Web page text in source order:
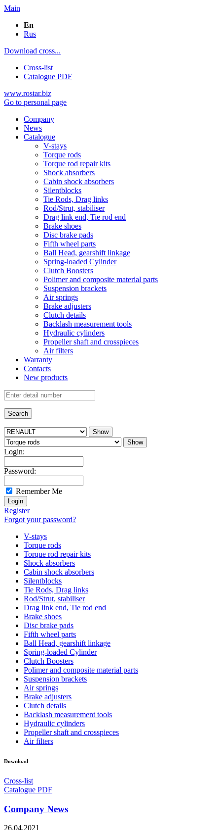
Main
En
Rus
Download cross...
Cross-list
Catalogue PDF
www.rostar.biz
Go to personal page
Company
News
Catalogue
V-stays
Torque rods
Torque rod repair kits
Shock absorbers
Cabin shock absorbers
Silentblocks
Tie Rods, Drag links
Rod/Strut, stabiliser
Drag link end, Tie rod end
Brake shoes
Disc brake pads
Fifth wheel parts
Ball Head, gearshift linkage
Spring-loaded Cylinder
Clutch Boosters
Polimer and composite material parts
Suspension brackets
Air springs
Brake adjusters
Clutch details
Backlash measurement tools
Hydraulic cylinders
Propeller shaft and crosspieces
Air filters
Warranty
Contacts
New products
Login:
Password:
Remember Me
Register
Forgot your password?
V-stays
Torque rods
Torque rod repair kits
Shock absorbers
Cabin shock absorbers
Silentblocks
Tie Rods, Drag links
Rod/Strut, stabiliser
Drag link end, Tie rod end
Brake shoes
Disc brake pads
Fifth wheel parts
Ball Head, gearshift linkage
Spring-loaded Cylinder
Clutch Boosters
Polimer and composite material parts
Suspension brackets
Air springs
Brake adjusters
Clutch details
Backlash measurement tools
Hydraulic cylinders
Propeller shaft and crosspieces
Air filters
Download
Cross-list
Catalogue PDF
Company News
26.04.2021